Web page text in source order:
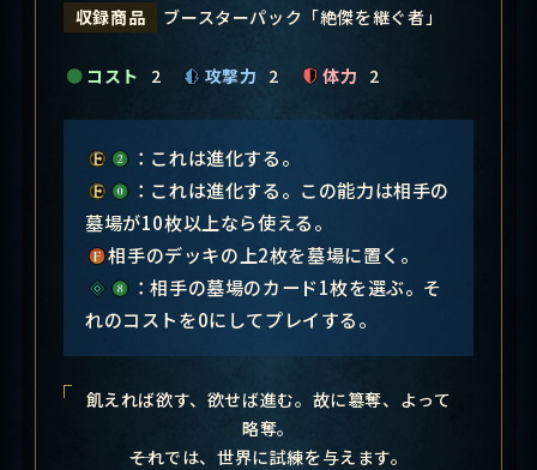
収録商品
ブースターパック「絶傑を継ぐ者」
コスト 2 攻撃力 2 体力 2
：これは進化する。
：これは進化する。この能力は相手の
墓場が10枚以上なら使える。
相手のデッキの上2枚を墓場に置く。
：相手の墓場のカード1枚を選ぶ。そ
れのコストを0にしてプレイする。
飢えれば欲す、欲せば進む。故に簒奪、よって
略奪。
――それでは、世界に試練を与えます。